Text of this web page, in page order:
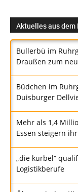
Aktuelles aus dem
Bullerbü im
Draußen zum
Büdchen im
Duisburger
Mehr als 1,4
Essen steigern
„die kurbel“
Logistikberufe